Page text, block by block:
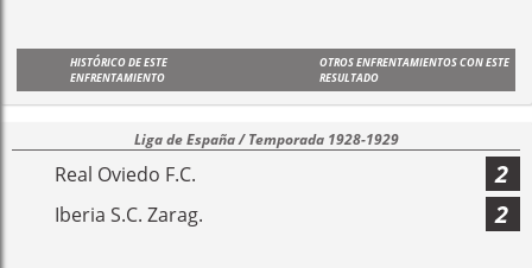
HISTÓRICO DE ESTE
ENFRENTAMIENTO
OTROS ENFRENTAMIENTOS CON ESTE
RESULTADO
Liga de España / Temporada 1928-1929
Real Oviedo F.C. 2
Iberia S.C. Zarag. 2